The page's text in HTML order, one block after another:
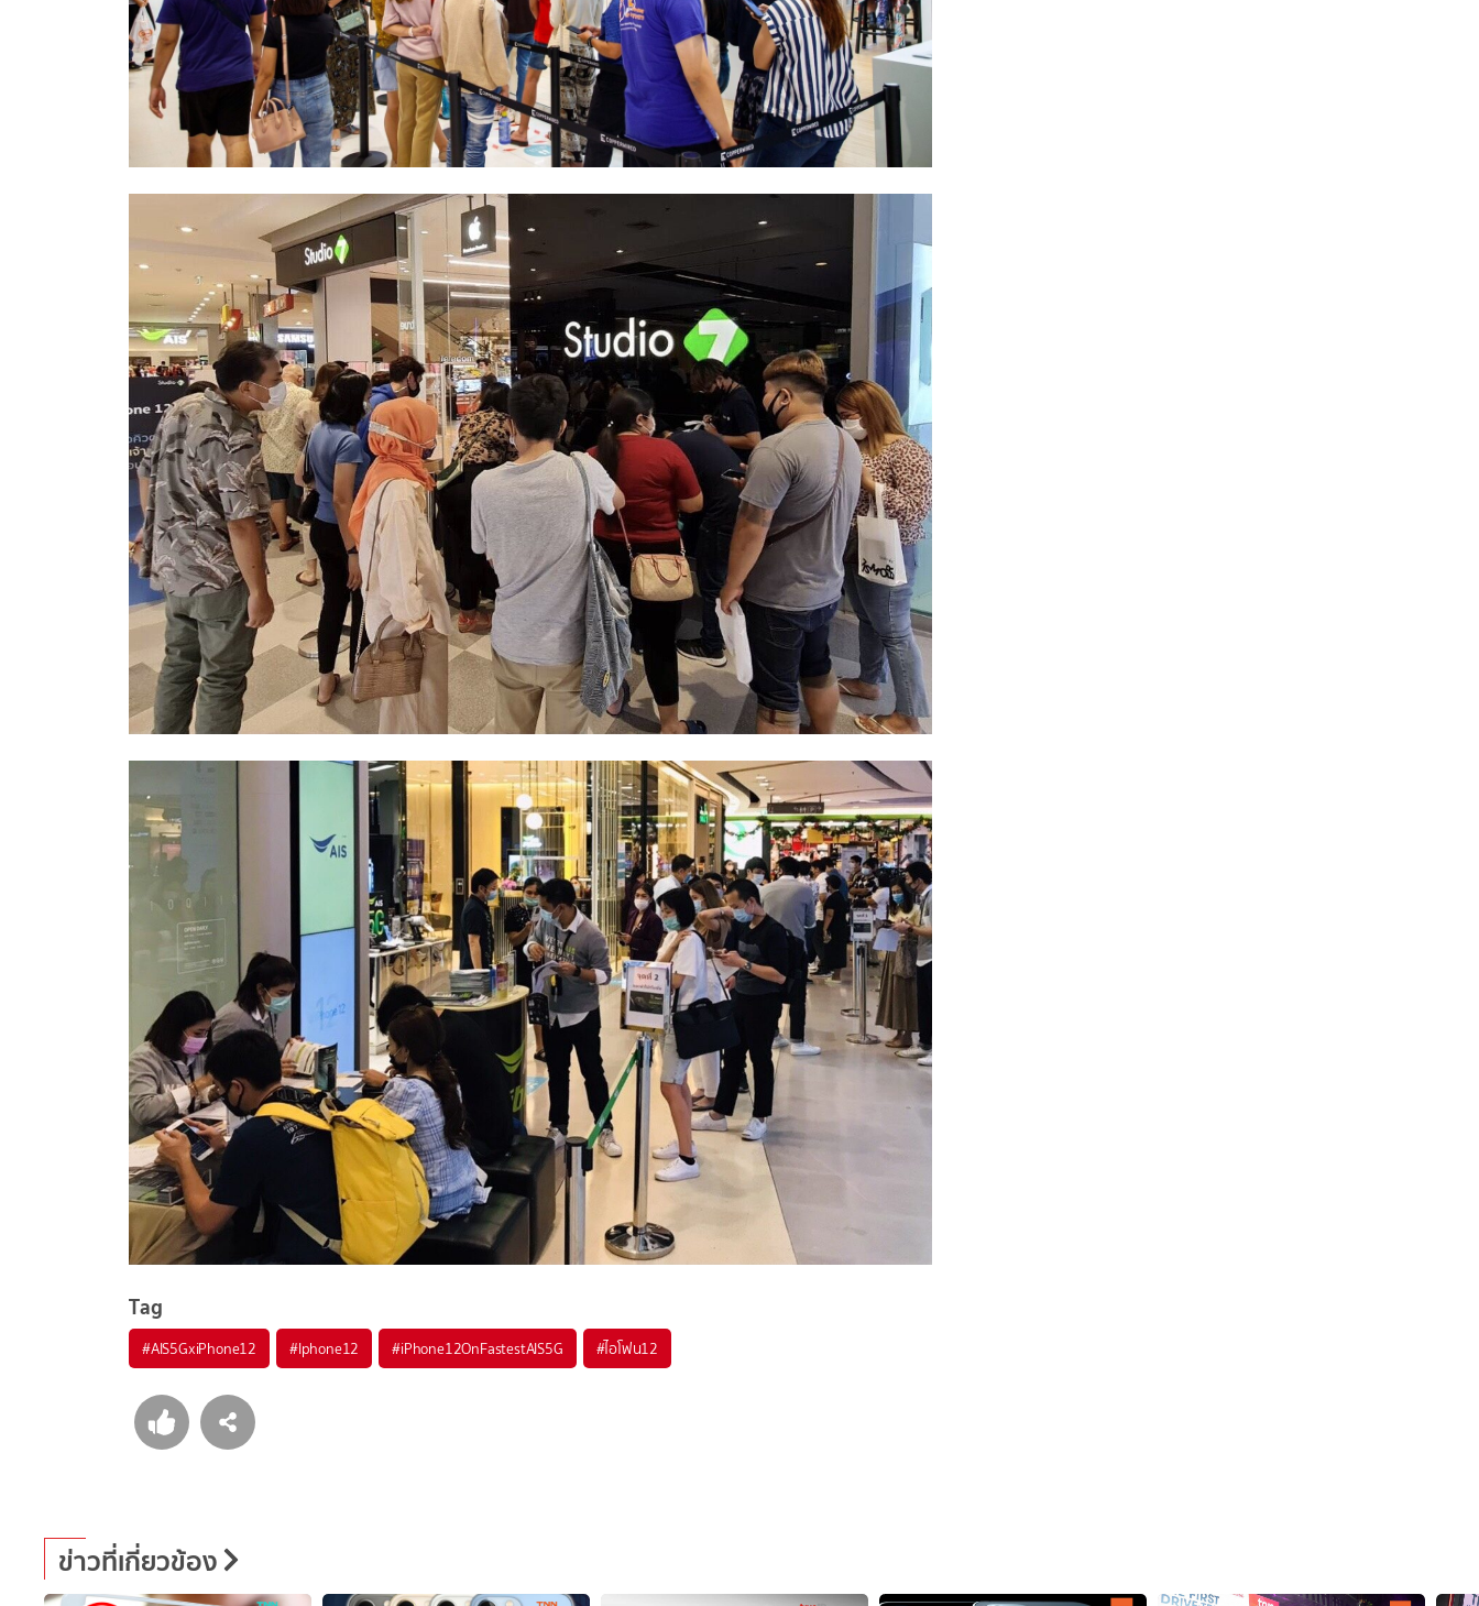
Tag
#AIS5GxiPhone12 #Iphone12 #iPhone12OnFastestAIS5G #ไอโฟน12
ข่าวที่เกี่ยวข้อง